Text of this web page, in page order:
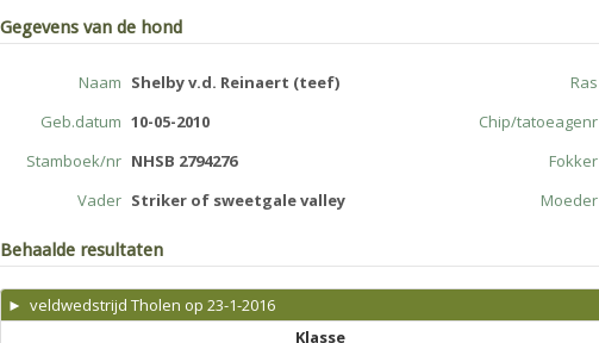
Gegevens van de hond
Naam Shelby v.d. Reinaert (teef) Ras
Geb.datum 10-05-2010 Chip/tatoeagenr
Stamboek/nr NHSB 2794276 Fokker
Vader Striker of sweetgale valley Moeder
Behaalde resultaten
► veldwedstrijd Tholen op 23-1-2016
Klasse